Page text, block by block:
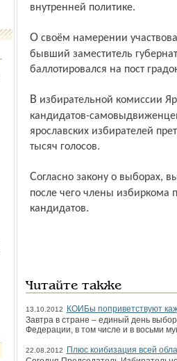
внутренней политике.
О своём намерении участвовать в выборах от партии «Патриоты России» заявил
бывший заместитель
баллотировался на пост
В избирательной комиссии Ярославля началась проверка подписных листов
кандидатов-
ярославских избирателей
тысяч голосов.
Согласно закону о выборах, выдвижение кандидатов в мэры пройдёт до 23 января,
после чего члены избиркома
кандидатов.
Читайте также
13.10.2012
КОИБы поприветствуют
Завтра в стране – единый день
Федерации, в том числе и в восьми
22.08.2012
Плюс коибизация всей